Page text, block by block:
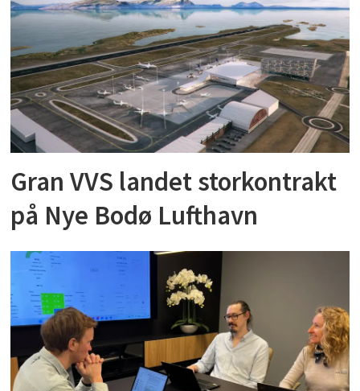
Gran VVS landet storkontrakt
på Nye Bodø Lufthavn